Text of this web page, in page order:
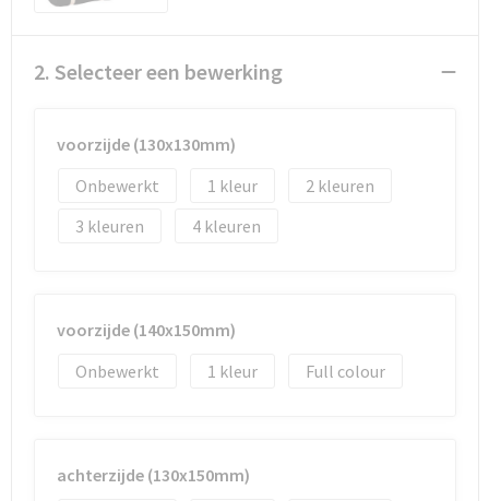
2. Selecteer een bewerking
voorzijde (130x130mm)
Onbewerkt
1
2
3
4
voorzijde (140x150mm)
Onbewerkt
1 Full colour
achterzijde (130x150mm)